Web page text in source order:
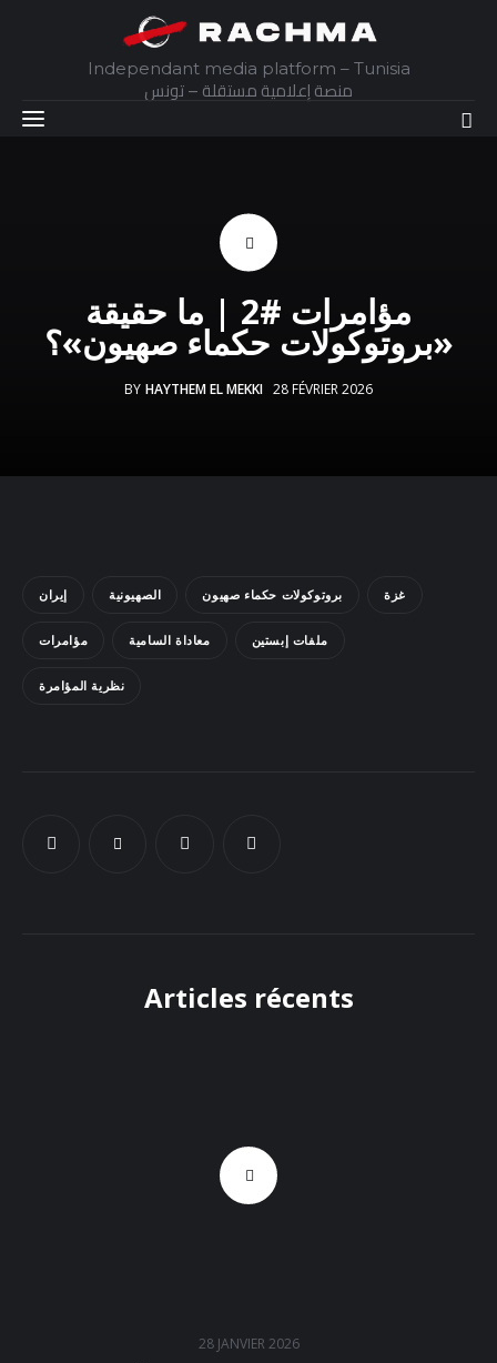
Independant media platform – Tunisia
منصة إعلامية مستقلة – تونس
Interviews
مؤامرات #2 | ما حقيقة
«بروتوكولات حكماء صهيون»؟
BY HAYTHEM EL MEKKI 28 FÉVRIER 2026
إيران الصهيونية بروتوكولات حكماء صهيون غزة
مؤامرات معاداة السامية ملفات إبستين
نظرية المؤامرة
Articles récents
28 JANVIER 2026